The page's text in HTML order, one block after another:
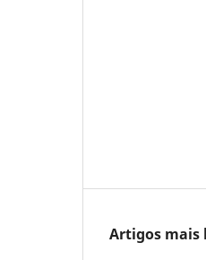
Artigos mais